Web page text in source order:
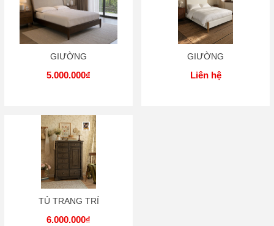
GIƯỜNG
5.000.000₫
GIƯỜNG
Liên hệ
TỦ TRANG TRÍ
6.000.000₫